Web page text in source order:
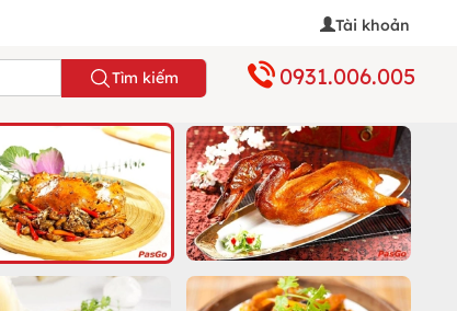
Tài khoản
Tìm kiếm 0931.006.005